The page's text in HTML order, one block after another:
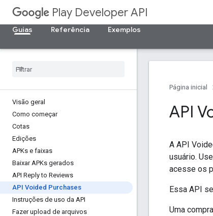
Play Developer API
Guias
Referência Exemplos
Visão geral
Como começar
Cotas
Edições
APKs e faixas
Baixar APKs gerados
API Reply to Reviews
API Voided Purchases
Instruções de uso da API
Fazer upload de arquivos
Página inicial
API
A API
usuário.
acesse os
Essa API
Uma